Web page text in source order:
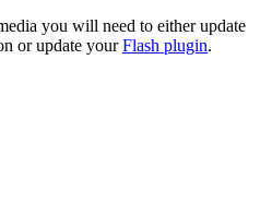
you will need to either update
or update yourFlash plugin.